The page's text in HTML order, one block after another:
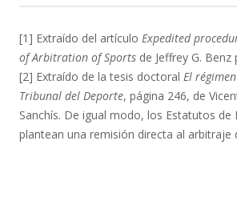
[1] Extraído del artículo Expedited
of Arbitration of Sports de Jeffrey G.
[2] Extraído de la tesis doctoral El
Tribunal del Deporte, página 246, de
Sanchís. De igual modo, los Estatutos de
plantean una remisión directa al arbitraje